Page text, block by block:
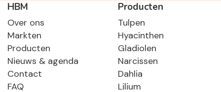
HBM
Over ons
Markten
Producten
Nieuws & agenda
Contact
FAQ
Producten
Tulpen
Hyacinthen
Gladiolen
Narcissen
Dahlia
Lilium